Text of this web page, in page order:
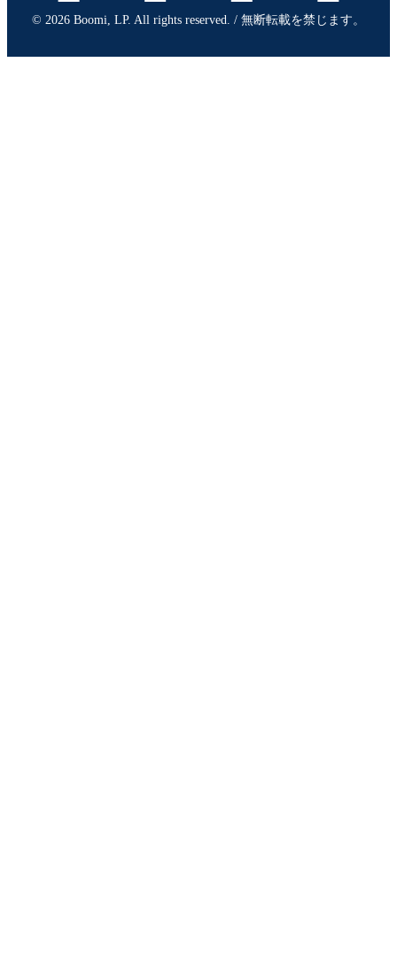
© 2026 Boomi, LP. All rights reserved. / 無断転載を禁じます。